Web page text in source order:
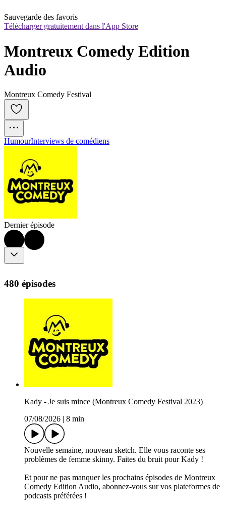
Sauvegarde des favoris
Télécharger gratuitement dans l'App Store
Montreux Comedy Edition
Audio
Montreux Comedy Festival
HumourInterviews de comédiens
Dernier épisode
480 épisodes
Kady - Je suis mince (Montreux Comedy Festival 2023)
07/08/2026
8 min
Nouvelle semaine, nouveau sketch. Elle vous raconte ses
problèmes de femme skinny. Faites du bruit pour Kady !
Et pour ne pas manquer les prochains épisodes de Montreux
Comedy Edition Audio, abonnez-vous sur vos plateformes de
podcasts préférées !